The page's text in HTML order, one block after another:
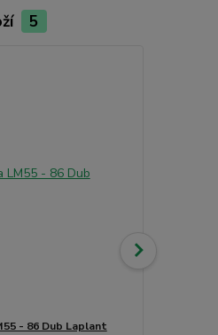
5
- 86 Dub Laplant